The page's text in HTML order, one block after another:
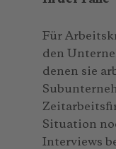
Für
den
denen sie
Situation
Interviews